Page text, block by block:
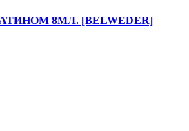
8МЛ. [BELWEDER]